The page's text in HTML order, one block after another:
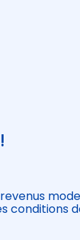
conditions